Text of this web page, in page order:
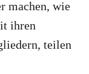
machen, wie
ihren
teilen